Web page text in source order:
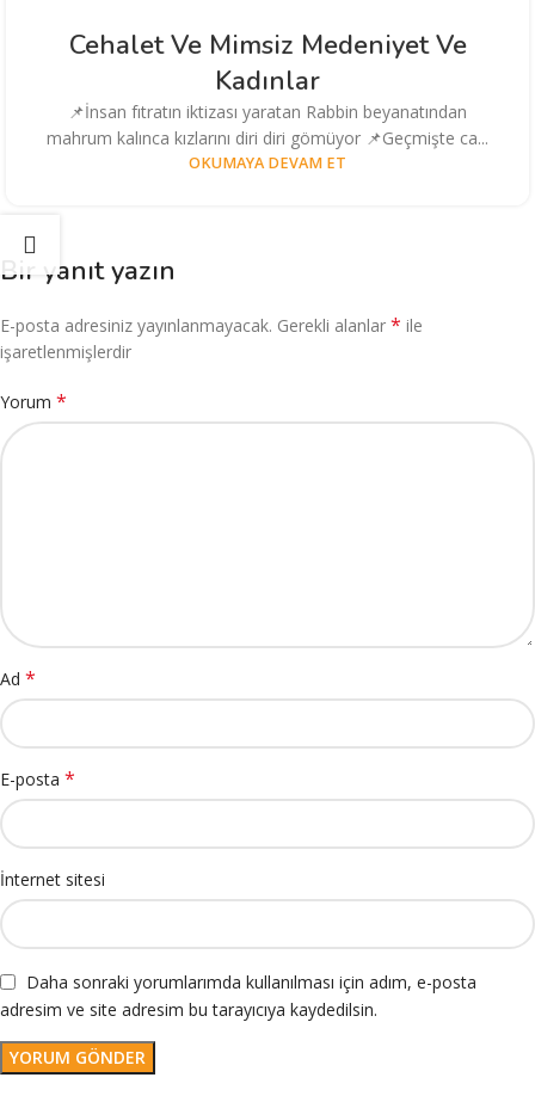
Cehalet Ve Mimsiz Medeniyet Ve
Kadınlar
📌İnsan fıtratın iktizası yaratan Rabbin beyanatından
mahrum kalınca kızlarını diri diri gömüyor 📌Geçmişte ca...
OKUMAYA DEVAM ET
Bir yanıt yazın
E-posta adresiniz yayınlanmayacak. Gerekli alanlar * ile
işaretlenmişlerdir
Yorum *
Ad *
E-posta *
İnternet sitesi
Daha sonraki yorumlarımda kullanılması için adım, e-posta
adresim ve site adresim bu tarayıcıya kaydedilsin.